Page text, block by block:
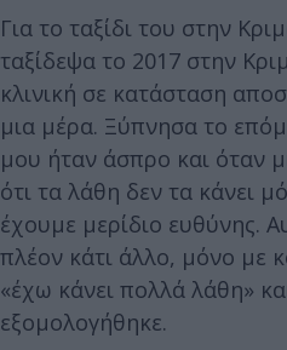
Για το ταξίδι του στην
ταξίδεψα το 2017 στην
κλινική σε κατάσταση
μια μέρα. Ξύπνησα το
μου ήταν άσπρο και όταν
ότι τα λάθη δεν τα κάνει
έχουμε μερίδιο ευθύνης.
πλέον κάτι άλλο, μόνο με
«έχω κάνει πολλά λάθη»
εξομολογήθηκε.